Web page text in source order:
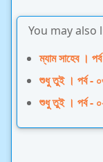
You may also
ম্যাম সাহেব ।
শুধু তুই । পর্ব -
শুধু তুই । পর্ব -